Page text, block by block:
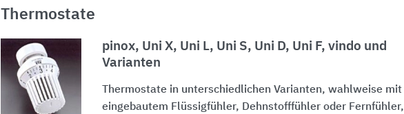
Thermostate
pinox, Uni X, Uni L, Uni S, Uni D, Uni F, vindo und
Varianten
Thermostate in unterschiedlichen Varianten, wahlweise mit
eingebautem Flüssigfühler, Dehnstofffühler oder Fernfühler,